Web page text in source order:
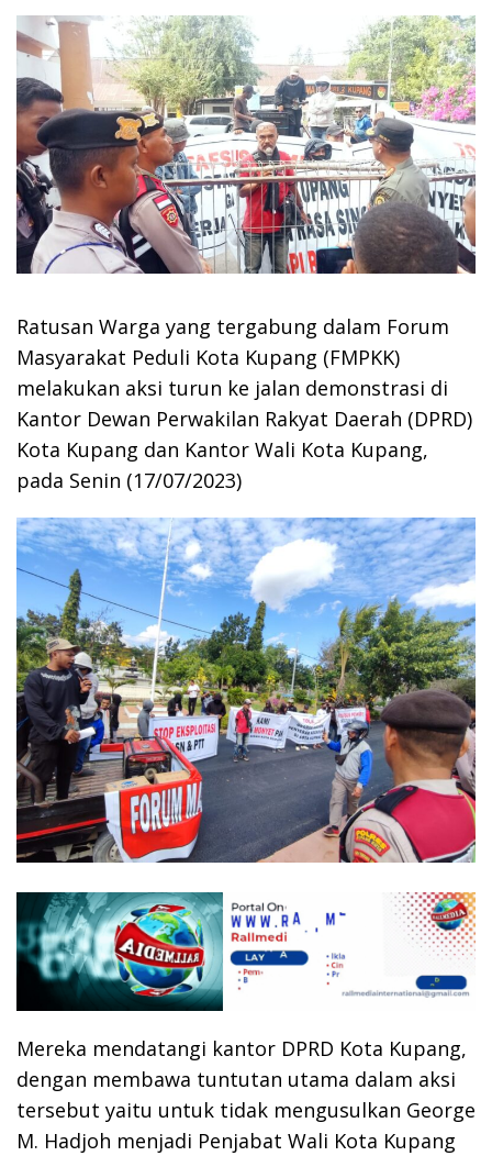
Ratusan Warga yang tergabung dalam Forum
Masyarakat Peduli Kota Kupang (FMPKK)
melakukan aksi turun ke jalan demonstrasi di
Kantor Dewan Perwakilan Rakyat Daerah (DPRD)
Kota Kupang dan Kantor Wali Kota Kupang,
pada Senin (17/07/2023)
Mereka mendatangi kantor DPRD Kota Kupang,
dengan membawa tuntutan utama dalam aksi
tersebut yaitu untuk tidak mengusulkan George
M. Hadjoh menjadi Penjabat Wali Kota Kupang